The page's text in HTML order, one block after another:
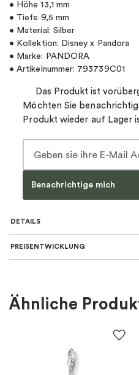
• Höhe 13,1 mm
• Tiefe 9,5 mm
• Material: Silber
• Kollektion: Disney x Pandora
• Marke: PANDORA
• Artikelnummer: 793739C01
Das Produkt ist
Möchten Sie
Produkt wieder auf Lager
Benachrichtige mich
DETAILS
Für wen:
PREISENTWICKLUNG
Ähnliche